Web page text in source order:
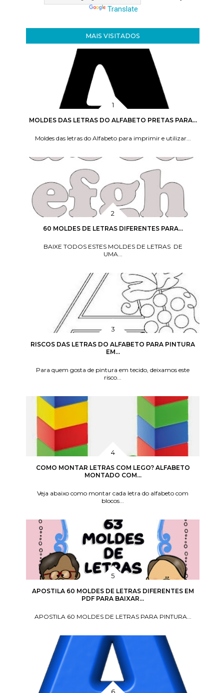
Translate
MAIS VISITADOS
MOLDES DAS LETRAS DO ALFABETO PRETAS PARA...
Moldes das letras do Alfabeto para imprimir e utilizar...
60 MOLDES DE LETRAS DIFERENTES PARA...
BAIXE TODOS ESTES MOLDES DE LETRAS DE
UMA...
RISCOS DAS LETRAS DO ALFABETO PARA PINTURA
EM...
Para quem gosta de pintura em tecido, deixamos este
risco...
COMO MONTAR LETRAS COM LEGO? ALFABETO
MONTADO COM...
Veja abaixo como montar cada letra do alfabeto com
blocos...
APOSTILA 60 MOLDES DE LETRAS DIFERENTES EM
PDF PARA BAIXAR...
APOSTILA 60 MOLDES DE LETRAS PARA PINTURA...